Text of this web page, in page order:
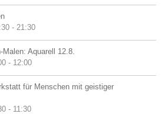
- 21:30
Aquarell 12.8.
- 12:00
für Menschen mit geistiger
- 11:30